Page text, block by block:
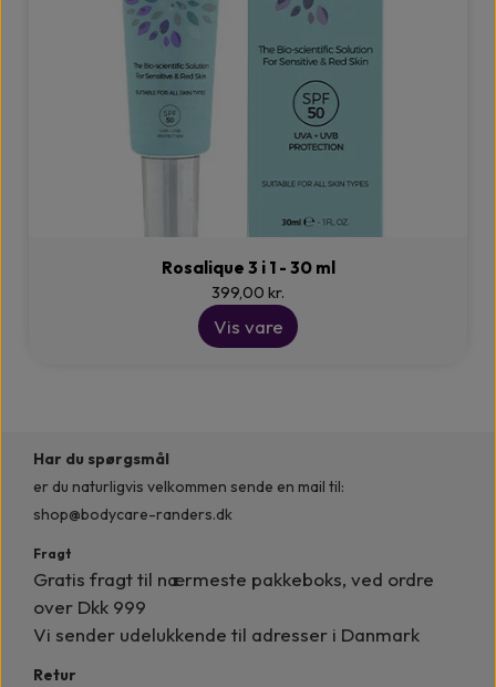
Rosalique 3 i 1 - 30 ml
399,00 kr.
Vis vare
Har du spørgsmål
er du naturligvis velkommen sende en mail til:
shop@bodycare-randers.dk
Fragt
Gratis fragt til nærmeste pakkeboks, ved ordre
over Dkk 999
Vi sender udelukkende til adresser i Danmark
Retur